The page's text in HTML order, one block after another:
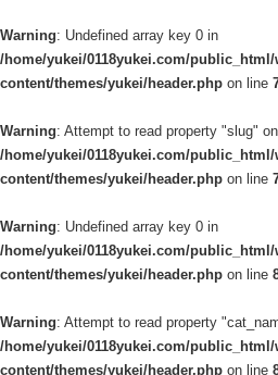
Warning: Undefined array key 0 in
/home/yukei/0118yukei.com/public_html/
content/themes/yukei/header.php on line
Warning: Attempt to read property "slug"
/home/yukei/0118yukei.com/public_html/
content/themes/yukei/header.php on line
Warning: Undefined array key 0 in
/home/yukei/0118yukei.com/public_html/
content/themes/yukei/header.php on line
Warning: Attempt to read property
/home/yukei/0118yukei.com/public_html/
content/themes/yukei/header.php on line